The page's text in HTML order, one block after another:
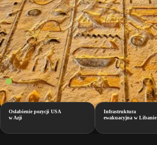
Osłabienie pozycji USA
w Azji
Infrastruktura
ewakuacyjna w Libanie